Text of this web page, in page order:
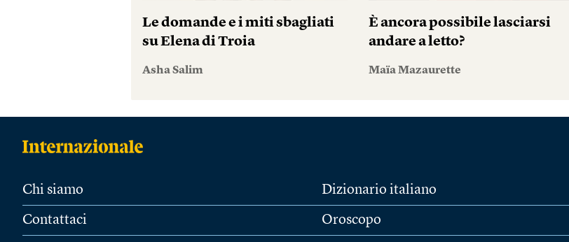
Le domande e i miti sbagliati
su Elena di Troia
Asha Salim
È ancora possibile lasciarsi
andare a letto?
Maïa Mazaurette
Chi siamo
Contattaci
Dizionario italiano
Oroscopo